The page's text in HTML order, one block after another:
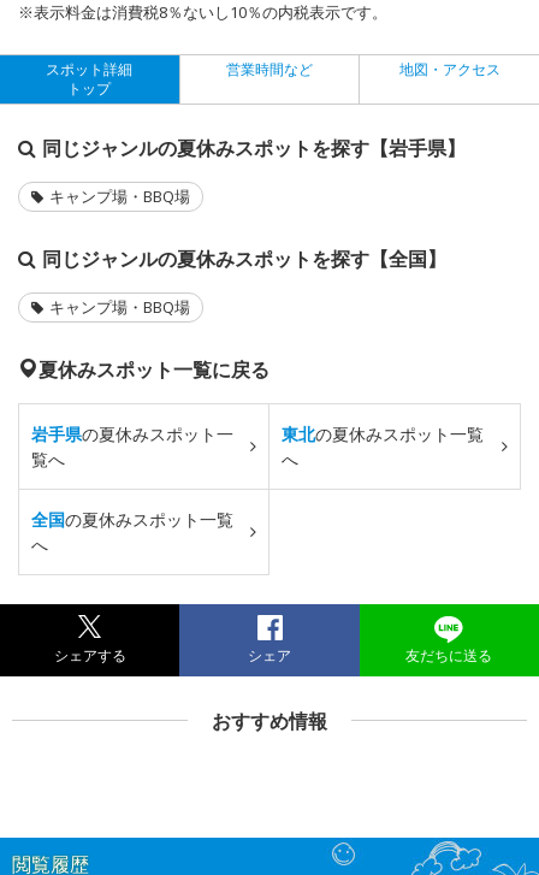
※表示料金は消費税8％ないし10％の内税表示です。
スポット詳細
トップ
営業時間など 地図・アクセス
同じジャンルの夏休みスポットを探す【岩手県】
キャンプ場・BBQ場
同じジャンルの夏休みスポットを探す【全国】
キャンプ場・BBQ場
夏休みスポット一覧に戻る
岩手県の夏休みスポット一
覧へ
東北の夏休みスポット一覧
へ
全国の夏休みスポット一覧
へ
シェアする シェア 友だちに送る
おすすめ情報
閲覧履歴